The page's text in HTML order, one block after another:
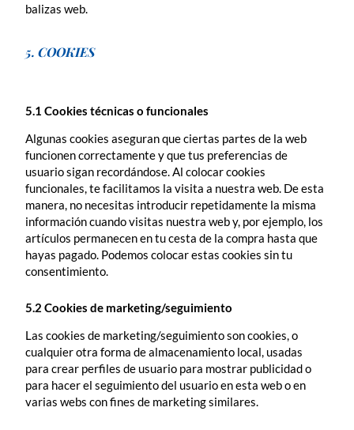
balizas web.
5. COOKIES
5.1 Cookies técnicas o funcionales
Algunas cookies aseguran que ciertas partes de la web
funcionen correctamente y que tus preferencias de
usuario sigan recordándose. Al colocar cookies
funcionales, te facilitamos la visita a nuestra web. De esta
manera, no necesitas introducir repetidamente la misma
información cuando visitas nuestra web y, por ejemplo, los
artículos permanecen en tu cesta de la compra hasta que
hayas pagado. Podemos colocar estas cookies sin tu
consentimiento.
5.2 Cookies de marketing/seguimiento
Las cookies de marketing/seguimiento son cookies, o
cualquier otra forma de almacenamiento local, usadas
para crear perfiles de usuario para mostrar publicidad o
para hacer el seguimiento del usuario en esta web o en
varias webs con fines de marketing similares.